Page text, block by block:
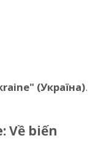
(Україна).
Về biến